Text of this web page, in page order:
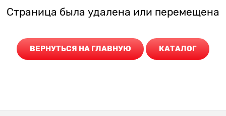
Страница была удалена или перемещена
ВЕРНУТЬСЯ НА ГЛАВНУЮ КАТАЛОГ